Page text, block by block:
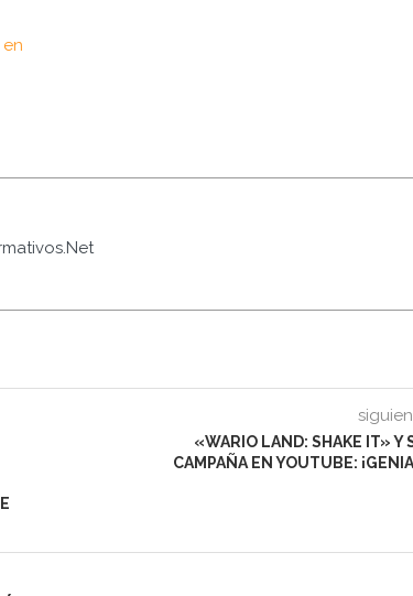
«WARIO LAND: SHAKE IT» Y
CAMPAÑA EN YOUTUBE: